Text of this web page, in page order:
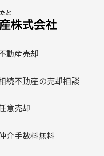
動産売却
続不動産の売却相談
意売却
介手数料無料